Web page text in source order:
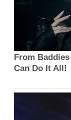
From
Can Do It All!